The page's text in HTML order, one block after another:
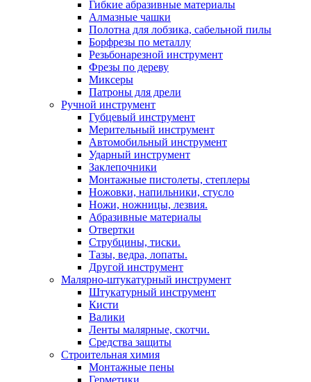
Гибкие абразивные материалы
Алмазные чашки
Полотна для лобзика, сабельной пилы
Борфрезы по металлу
Резьбонарезной инструмент
Фрезы по дереву
Миксеры
Патроны для дрели
Ручной инструмент
Губцевый инструмент
Мерительный инструмент
Автомобильный инструмент
Ударный инструмент
Заклепочники
Монтажные пистолеты, степлеры
Ножовки, напильники, стусло
Ножи, ножницы, лезвия.
Абразивные материалы
Отвертки
Cтрубцины, тиски.
Тазы, ведра, лопаты.
Другой инструмент
Малярно-штукатурный инструмент
Штукатурный инструмент
Кисти
Валики
Ленты малярные, скотчи.
Средства защиты
Строительная химия
Монтажные пены
Герметики